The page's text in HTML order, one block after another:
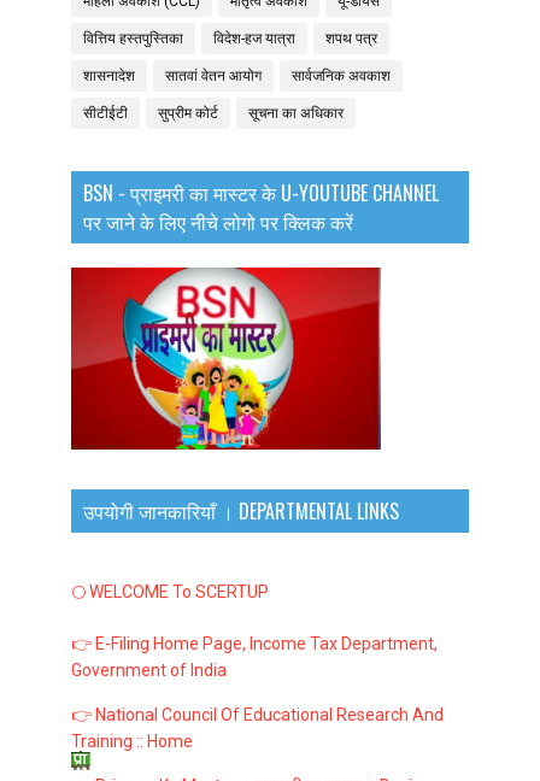
वित्तिय हस्तपुस्तिका विदेश-हज यात्रा शपथ पत्र
शासनादेश सातवां वेतन आयोग सार्वजनिक अवकाश
सीटीईटी सुप्रीम कोर्ट सूचना का अधिकार
BSN - प्राइमरी का मास्टर के U-YOUTUBE CHANNEL
पर जाने के लिए नीचे लोगो पर क्लिक करें
उपयोगी जानकारियाँ । DEPARTMENTAL LINKS
🌕 WELCOME To SCERTUP
👉 E-Filing Home Page, Income Tax Department,
Government of India
👉 National Council Of Educational Research And
Training :: Home